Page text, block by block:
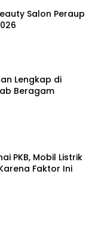
Salon Peraup
Lengkap di
Beragam
PKB, Mobil Listrik
Faktor Ini